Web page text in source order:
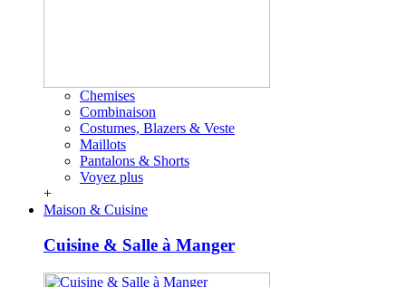
Chemises
Combinaison
Costumes, Blazers & Veste
Maillots
Pantalons & Shorts
Voyez plus
+
Maison & Cuisine
Cuisine & Salle à Manger